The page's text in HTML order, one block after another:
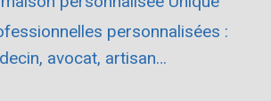
personnalisées :
avocat, artisan…